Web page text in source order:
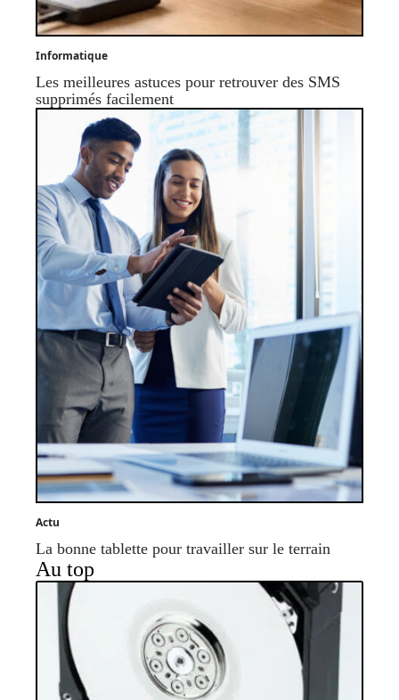
Informatique
Les meilleures astuces pour retrouver des SMS
supprimés facilement
Actu
La bonne tablette pour travailler sur le terrain
Au top